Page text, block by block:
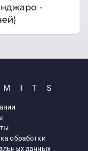
-
MITS
обработки
данных